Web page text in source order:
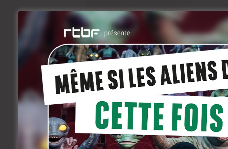
Après deux films à se tourner autour
Poppy et Branch sont officiellement en
l’un pour l’autre, Poppy fait une
avec ses quatre frères, Floyd, Spruce et
moment, lesBroZone. Alors qu’il n’était
famille, et depuis Branch n’a jamais
Mais quand Floyd, l’aîné de la fratrie,
Velvet et Veneer, qui en veulent à son
aventure poignante et bouleversante
sort encore plus funeste que celui de